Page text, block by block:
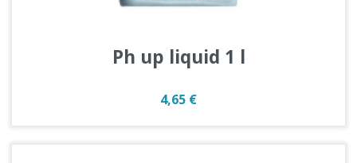
Ph up liquid 1 l
Prix
4,65 €